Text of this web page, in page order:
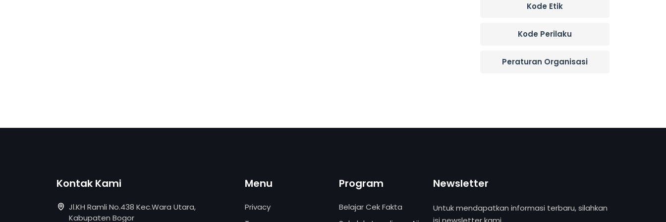
Kode Etik
Kode Perilaku
Peraturan Organisasi
Kontak Kami
Jl.KH Ramli No.438 Kec.Wara Utara,
Kabupaten Bogor
Menu
Privacy
Program
Belajar Cek Fakta
Newsletter
Untuk mendapatkan informasi terbaru, silahkan